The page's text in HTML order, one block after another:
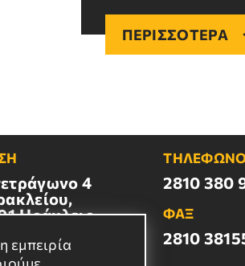
εμπειρία
ΠΕΡΙΣΣΟΤΕΡΑ
4
2810 380
ΦΑΞ
2810